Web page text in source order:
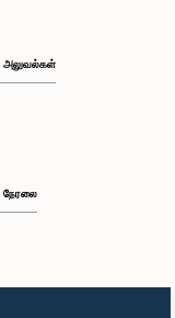
அலுவல்கள்
நேரலை